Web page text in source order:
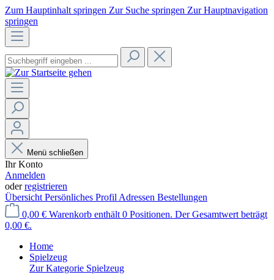
Zum Hauptinhalt springen Zur Suche springen Zur Hauptnavigation
springen
Menü schließen
Ihr Konto
Anmelden
oderregistrieren
Übersicht Persönliches Profil Adressen Bestellungen
0,00 € Warenkorb enthält 0 Positionen. Der Gesamtwert beträgt
0,00 €.
Home
Spielzeug
Zur Kategorie Spielzeug